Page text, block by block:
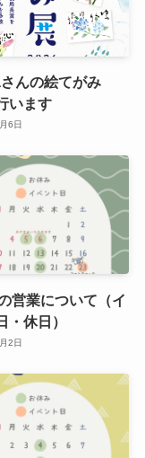
さんの絵てがみ
います
6日
営業について（イ
・休日）
2日